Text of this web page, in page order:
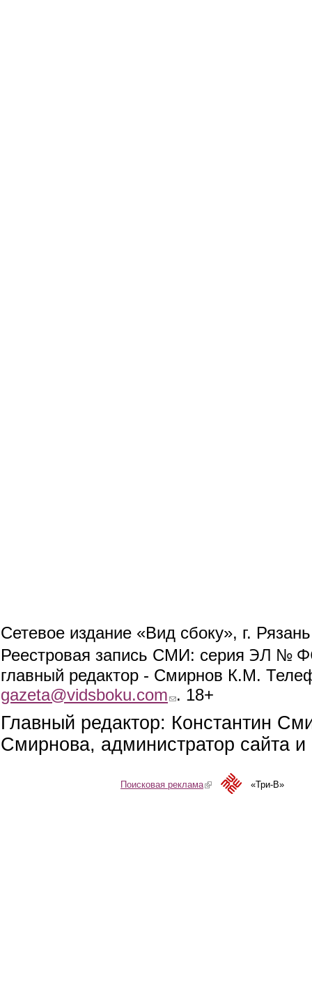
Сетевое издание «Вид сбоку», г.
Реестровая запись СМИ: серия ЭЛ №
главный редактор - Смирнов К.М.
gazeta@vidsboku.com (link sends e-mail)
. 18+
Главный редактор: Константин
Смирнова, администратор сайта
Поисковая реклама(link is external)«Три-В»